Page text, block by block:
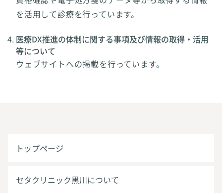
を活用して診療を行っています。
医療DX推進の体制に関する事項及び情報の取得・活用
等について
ウェブサイトへの掲載を行っています。
トップページ
セタクリニック黒川について